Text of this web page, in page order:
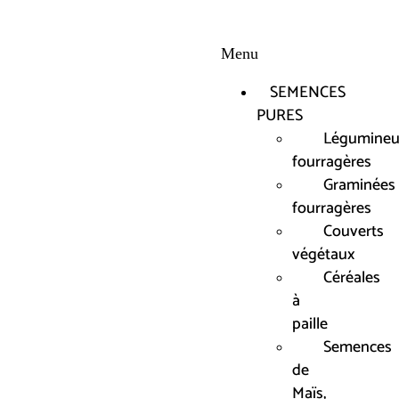
Menu
SEMENCES
PURES
fourragères
Graminées
fourragères
Couverts
végétaux
Céréales
à
paille
Semences
de
Maïs,